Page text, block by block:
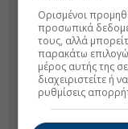
Ορισμένοι
προσωπικά
τους, αλλά
παρακάτω
μέρος αυτής της
διαχειριστείτε ή
ρυθμίσεις